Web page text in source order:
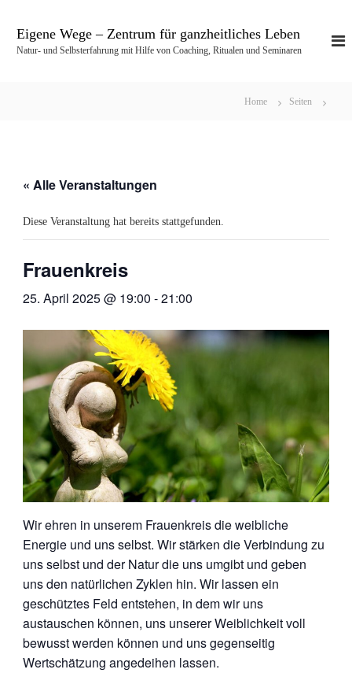
Eigene Wege – Zentrum für ganzheitliches Leben
Natur- und Selbsterfahrung mit Hilfe von Coaching, Ritualen und Seminaren
Home Seiten
« Alle Veranstaltungen
Diese Veranstaltung hat bereits stattgefunden.
Frauenkreis
25. April 2025 @ 19:00 -21:00
Wir ehren in unserem Frauenkreis die weibliche
Energie und uns selbst. Wir stärken die Verbindung zu
uns selbst und der Natur die uns umgibt und geben
uns den natürlichen Zyklen hin. Wir lassen ein
geschütztes Feld entstehen, in dem wir uns
austauschen können, uns unserer Weiblichkeit voll
bewusst werden können und uns gegenseitig
Wertschätzung angedeihen lassen.